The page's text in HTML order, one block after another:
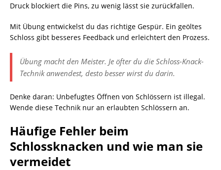
Druck blockiert die Pins, zu wenig lässt sie zurückfallen.
Mit Übung entwickelst du das richtige Gespür. Ein geöltes
Schloss gibt besseres Feedback und erleichtert den Prozess.
Übung macht den Meister. Je öfter du die Schloss-Knack-
Technik anwendest, desto besser wirst du darin.
Denke daran: Unbefugtes Öffnen von Schlössern ist illegal.
Wende diese Technik nur an erlaubten Schlössern an.
Häufige Fehler beim
Schlossknacken und wie man sie
vermeidet